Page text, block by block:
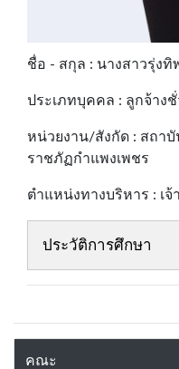
ชื่อ - สกุล : นางสาวรุ่งทิ
ประเภทบุคคล : ลูกจ้าง
หน่วยงาน/สังกัด : สถา
ราชภัฏกำแพงเพชร
ตำแหน่งทางบริหาร : เ
ประวัติการศึกษา
คณะ